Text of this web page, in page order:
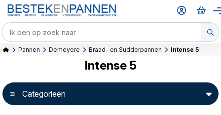
Pannen Demeyere Braad- en Sudderpannen Intense 5
Intense 5
Categorieën